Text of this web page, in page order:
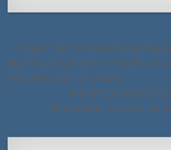
Post
navigation
← Rotary Club of Aruba ta organisa
di golf na beneficio di e comunidad
115,000 pa obra di caridad
MINISTER ENDY
INTERINSULAR 2024 TA